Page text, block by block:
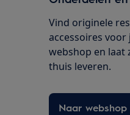
Vind originele
accessoires
webshop en laat
thuis leveren.
Naar webshop